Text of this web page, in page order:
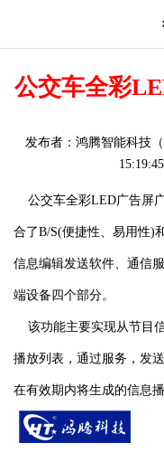
公交车全彩
发布者：鸿腾智能科技
公交车全彩LED广告屏
合了B/S(便捷性、易用性)
信息编辑发送软件、通信
端设备四个部分。
该功能主要实现从节目
播放列表，通过服务，发
在有效期内将生成的信息